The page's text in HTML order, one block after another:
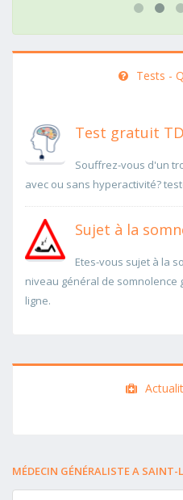
Tests -
Test gratuit
Souffrez-vous d'un
avec ou sans hyperactivité?
Sujet à la
Etes-vous sujet à la
niveau général de somnolence
ligne.
MÉDECIN GÉNÉRALISTE A SAINT-